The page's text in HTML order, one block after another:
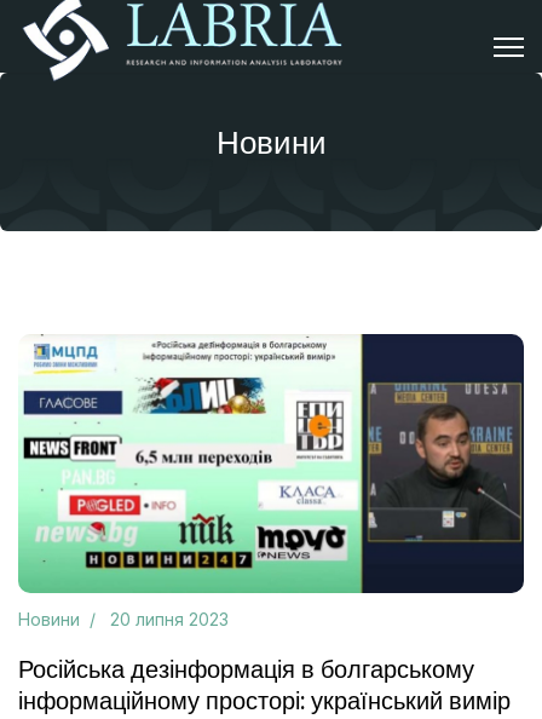
Новини
Російська дезінформація в болгарському
інформаційному просторі: український вимір
Новини 20 липня 2023